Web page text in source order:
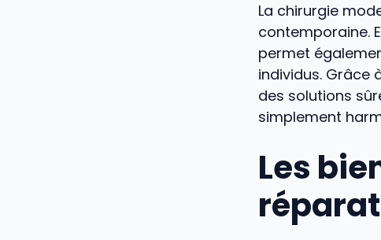
La chirurgie
contemporaine.
permet
individus. Grâce
des solutions
simplement
Les